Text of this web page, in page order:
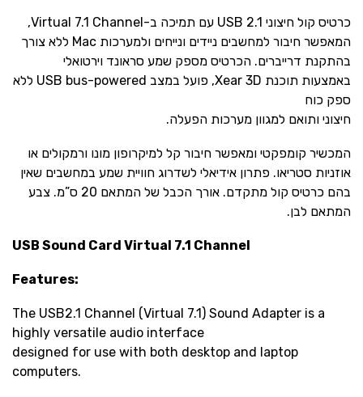
כרטיס קול חיצוני ‎USB 2.1‎ עם תמיכה ב-Virtual 7.1 Channel,
המאפשר חיבור למחשבים ניידים ונייחים ולמערכות ‎Mac‎ ללא צורך
בהתקנת דרייברים. הכרטיס מספק שמע סראונד וירטואלי
באמצעות תוכנת Xear 3D, פועל במצב USB bus-powered ללא
ספק כוח
חיצוני ותואם למגוון מערכות הפעלה.
המכשיר קומפקטי ומאפשר חיבור קל למיקרופון מונו ורמקולים או
אוזניות סטריאו. פתרון אידיאלי לשדרוג חוויית שמע במחשבים שאין
בהם כרטיס קול מתקדם. אורך הכבל של המתאם 20 ס”מ. צבע
המתאם לבן.
USB Sound Card Virtual 7.1 Channel
Features:
The USB2.1 Channel (Virtual 7.1) Sound Adapter is a
highly versatile audio interface
designed for use with both desktop and laptop
computers.